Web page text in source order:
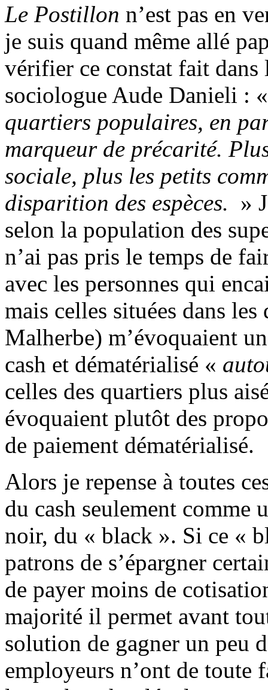
Le Postillon n’est pas en
je suis quand même allé
vérifier ce constat fait dans
sociologue Aude Danieli :
quartiers populaires, en
marqueur de précarité.
sociale, plus les petits
disparition des espèces. »
selon la population des
n’ai pas pris le temps de
avec les personnes qui
mais celles situées dans
Malherbe) m’évoquaient
cash et dématérialisé «
celles des quartiers plus
évoquaient plutôt des
de paiement dématérialisé.
Alors je repense à toutes
du cash seulement comme
noir, du « black ». Si ce «
patrons de s’épargner
de payer moins de
majorité il permet avant
solution de gagner un peu
employeurs n’ont de toute